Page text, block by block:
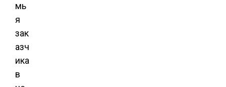
мь
я
зак
азч
ика
в